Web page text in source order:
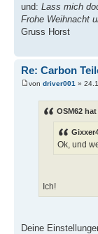
und: Lass mich
Frohe Weihnacht
Gruss Horst
Re: Carbon
von driver001 »
OSM62
Ok, und
Ich!
Deine